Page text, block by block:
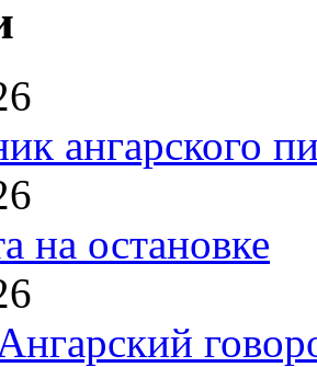
ангарского
на остановке